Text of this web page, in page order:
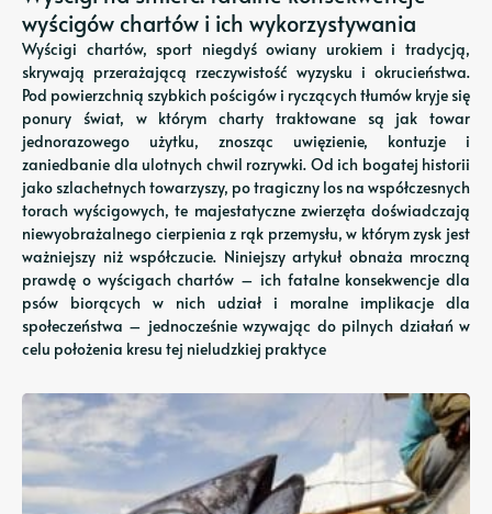
wyścigów chartów i ich wykorzystywania
Wyścigi chartów, sport niegdyś owiany urokiem i tradycją,
skrywają przerażającą rzeczywistość wyzysku i okrucieństwa.
Pod powierzchnią szybkich pościgów i ryczących tłumów kryje się
ponury świat, w którym charty traktowane są jak towar
jednorazowego użytku, znosząc uwięzienie, kontuzje i
zaniedbanie dla ulotnych chwil rozrywki. Od ich bogatej historii
jako szlachetnych towarzyszy, po tragiczny los na współczesnych
torach wyścigowych, te majestatyczne zwierzęta doświadczają
niewyobrażalnego cierpienia z rąk przemysłu, w którym zysk jest
ważniejszy niż współczucie. Niniejszy artykuł obnaża mroczną
prawdę o wyścigach chartów – ich fatalne konsekwencje dla
psów biorących w nich udział i moralne implikacje dla
społeczeństwa – jednocześnie wzywając do pilnych działań w
celu położenia kresu tej nieludzkiej praktyce